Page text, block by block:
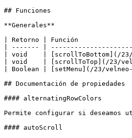
## Funciones
**Generales**
| Retorno | Función
| ------- |
| void    | [scrollToBottom](/23/
| void    | [scrollToTop](/23/
| Boolean | [setMenu](/23/
## Documentación de propiedades
#### alternatingRowColors
Permite configurar si
#### autoScroll